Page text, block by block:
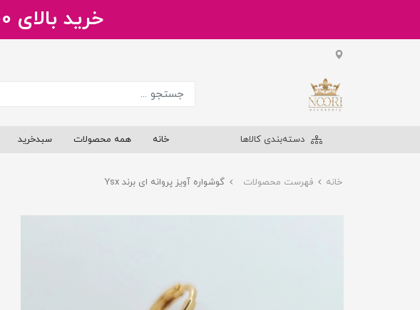
خرید بالای 900 هزار تومان ارسال رایگان
دسته‌بندی کالاها خانه همه محصولات سبدخرید
خانه فهرست محصولات گوشواره آویز پروانه ای برند Ysx